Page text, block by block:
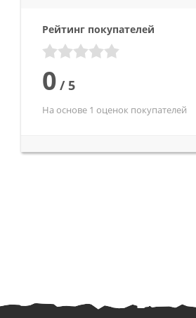
Рейтинг покупателей
0 /5
На основе 1 оценок покупателей